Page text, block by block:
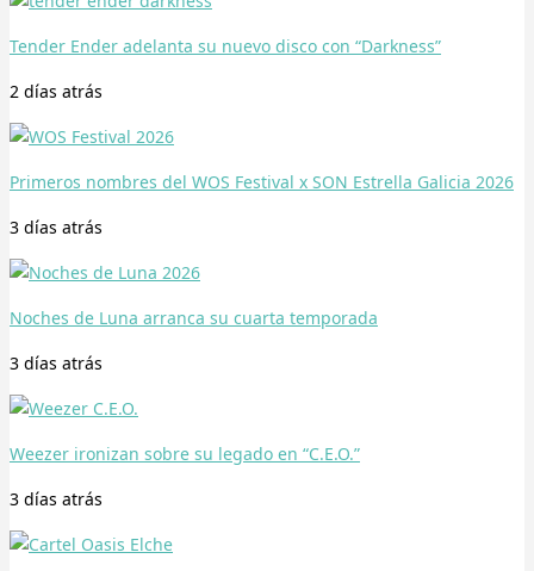
Tender Ender adelanta su nuevo disco con “Darkness”
2 días atrás
Primeros nombres del WOS Festival x SON Estrella Galicia 2026
3 días atrás
Noches de Luna arranca su cuarta temporada
3 días atrás
Weezer ironizan sobre su legado en “C.E.O.”
3 días atrás